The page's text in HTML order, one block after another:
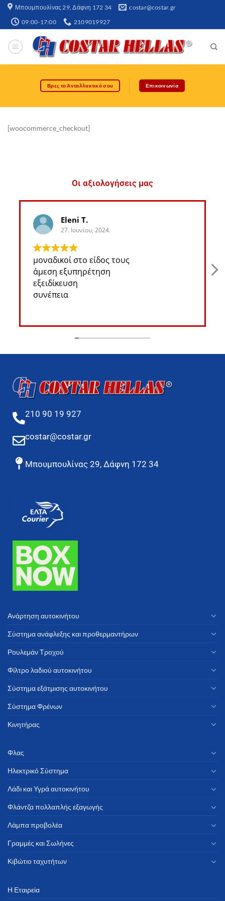
Μπουμπουλίνας 29, Δάφνη 172 34​ costar@costar.gr
09:00-17:00 2109019927
Βρες το Ανταλλακτικό σου Επικοινωνία
[woocommerce_checkout]
Οι αξιολογήσεις μας
Eleni T.
27. Ιουνίου, 2024.
μοναδικοί στο είδος τους
άμεση εξυπηρέτηση
εξειδίκευση
συνέπεια
210 90 19 927
costar@costar.gr
Μπουμπουλίνας 29, Δάφνη 172 34
Ανάρτηση αυτοκινήτου
Σύστημα ανάφλεξης και προθερμαντήρων
Ρουλεμάν Τροχού
Φίλτρο λαδιού αυτοκινήτου
Σύστημα εξάτμισης αυτοκινήτου
Σύστημα Φρένων
Κινητήρας
Φλας
Ηλεκτρικό Σύστημα
Λάδι και Υγρά αυτοκινήτου
Φλάντζα πολλαπλής εξαγωγής
Λάμπα προβολέα
Γραμμές και Σωλήνες
Κιβώτιο ταχυτήτων
Η Εταιρεία